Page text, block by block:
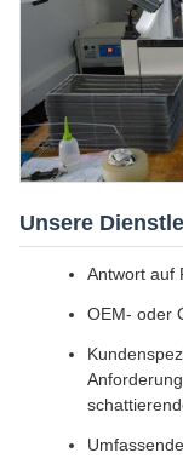
Unsere
Antwort auf
OEM- oder